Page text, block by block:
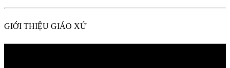
GIỚI THIỆU GIÁO XỨ